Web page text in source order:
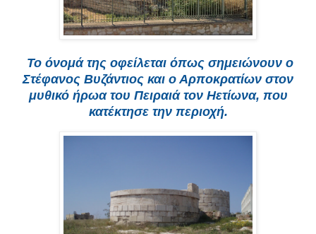
Το όνομά της οφείλεται όπως σημειώνουν ο
Στέφανος Βυζάντιος και ο Αρποκρατίων στον
μυθικό ήρωα του Πειραιά τον Ηετίωνα, που
κατέκτησε την περιοχή.